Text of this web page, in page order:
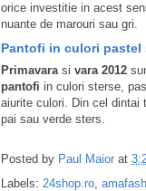
orice investitie in acest
nuante de marouri sau gri.
Pantofi in culori pastel
Primavara si vara 2012
pantofi in culori sterse,
aiurite culori. Din cel dintai
pai sau verde sters.
Posted by Paul Maior at
Labels: 24shop.ro